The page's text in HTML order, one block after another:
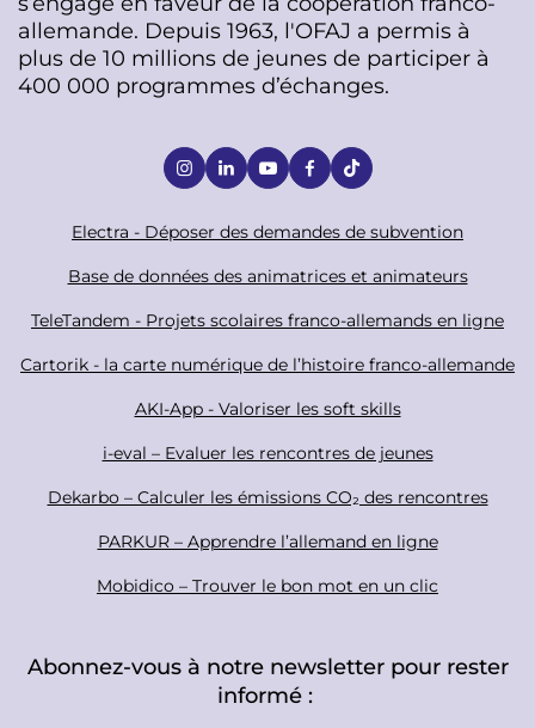
allemande. Depuis 1963, l'OFAJ a permis à
plus de 10 millions de jeunes de participer à
400 000 programmes d’échanges.
ao
e
Electra - Déposer des demandes de subvention
Base de données des animatrices et animateurs
TeleTandem - Projets scolaires franco-allemands en ligne
Cartorik - la carte numérique de l’histoire franco-allemande
AKI-App - Valoriser les soft skills
i-eval – Evaluer les rencontres de jeunes
Dekarbo – Calculer les émissions CO₂ des rencontres
PARKUR – Apprendre l’allemand en ligne
Mobidico – Trouver le bon mot en un clic
Abonnez-vous à notre newsletter pour rester
informé :